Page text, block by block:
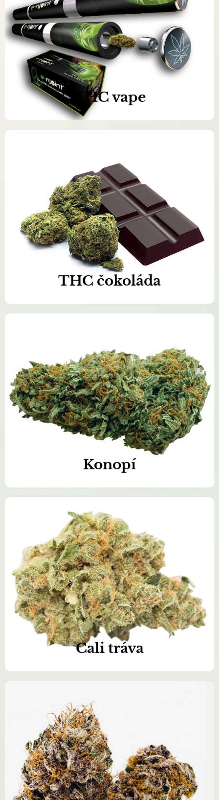
THC vape
Naše produkty jsou 100% čisté a
přírodní
Objednat nyní >>
THC čokoláda
Naše produkty jsou 100% čisté a
přírodní
Objednat nyní >>
Konopí
Naše produkty jsou 100% čisté a
přírodní
Objednat nyní >>
Cali tráva
Naše produkty jsou 100% čisté a
přírodní
Objednat nyní >>
Naše produkty jsou 100% čisté a
přírodní
Objednat nyní >>